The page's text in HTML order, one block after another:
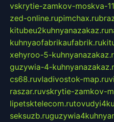
vskrytie-zamkov-moskva-
zed-online.rupimchax.ru
kitubeu2kuhnyanazakaz.ru
kuhnyaofabrikaufabrik.ru
xehyroo-5-
guzywia-4-
cs68.ruvladivostok-map.ru
raszar.ruvskrytie-zamkov-
lipetsktelecom.ru
seksuzb.ru